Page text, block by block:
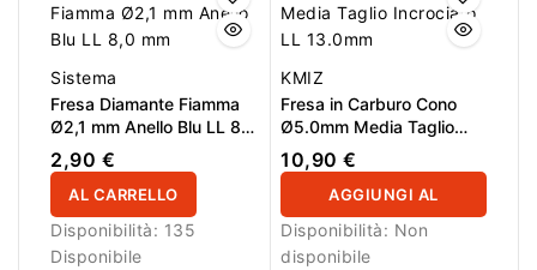
di 14,6 mm. Progettata
per rimuovere gel,
acrilico e materiali duri
in modo rapido e
controllato.
Sistema
Fresa Diamante Fiamma
Ø2,1 mm Anello Blu LL 8,0
mm
2,90 €
AL CARRELLO
Disponibilità: 135
Disponibile
KMIZ
Fresa in Carburo Cono
Ø5.0mm Media Taglio
Incrociato LL 13.0mm
10,90 €
AGGIUNGI AL
CARRELLO
Disponibilità: Non
disponibile